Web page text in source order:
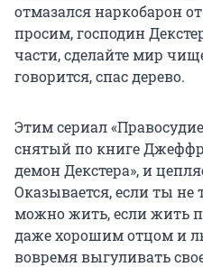
отмазался наркобарон
просим, господин
части, сделайте мир
говорится, спас дерево.
Этим сериал
снятый по книге
демон Декстера», и
Оказывается, если ты не
можно жить, если жить
даже хорошим отцом и
вовремя выгуливать